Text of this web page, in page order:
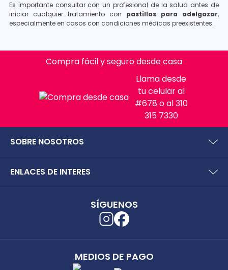
Es importante consultar con un profesional de la salud antes de
iniciar cualquier tratamiento con pastillas para adelgazar,
especialmente en casos con condiciones médicas preexistentes.
Compra fácil y seguro desde casa
Llama desde
tu celular al
#678 o al 310
315 7330
SOBRE NOSOTROS
Preguntas frecuentes
Políticas y términos de uso
Términos y condiciones puntos saludables
Separata digital
ENLACES DE INTERES
Secretaría de Salud de Antioquia
SÍGUENOS
MEDIOS DE PAGO